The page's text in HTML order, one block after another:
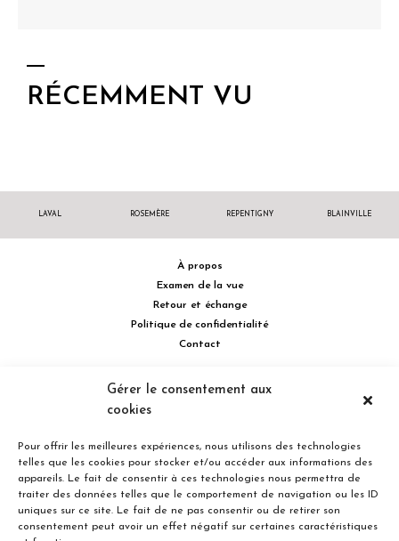
Gérer le consentement aux
cookies
Pour offrir les meilleures expériences, nous utilisons des technologies
telles que les cookies pour stocker et/ou accéder aux informations des
appareils. Le fait de consentir à ces technologies nous permettra de
traiter des données telles que le comportement de navigation ou les ID
uniques sur ce site. Le fait de ne pas consentir ou de retirer son
consentement peut avoir un effet négatif sur certaines caractéristiques
RÉCEMMENT VU
LAVAL ROSEMÈRE REPENTIGNY BLAINVILLE
À propos
Examen de la vue
Retour et échange
Politique de confidentialité
Contact
514 732.0222
Concorde Est, Laval, Québec H7G 2E4 Canada
Entreprise familiale du Québec depuis plus de 40 ans.